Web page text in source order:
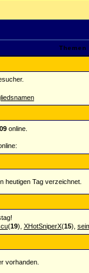
Themen
online.
heutigen Tag verzeichnet.
(19), XHotSniperX(15),
vorhanden.